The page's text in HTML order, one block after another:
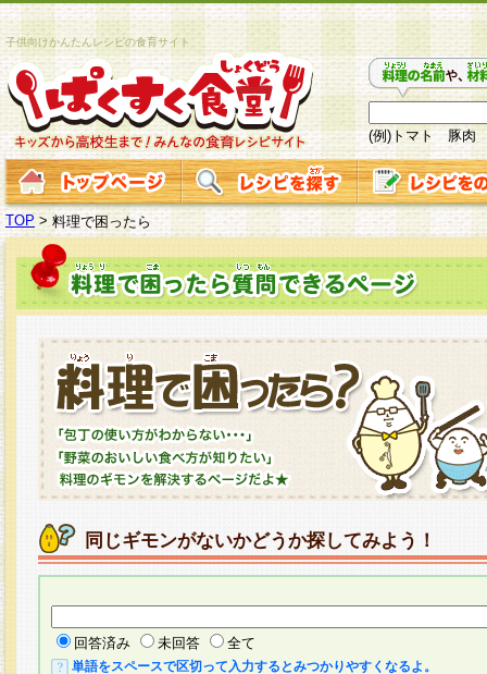
子供向けかんたんレシピの食育サイト
(例)トマト 豚肉
TOP >料理で困ったら
同じギモンがないかどうか探してみよう！
回答済み 未回答 全て
単語をスペースで区切って入力するとみつかりやすくなるよ。